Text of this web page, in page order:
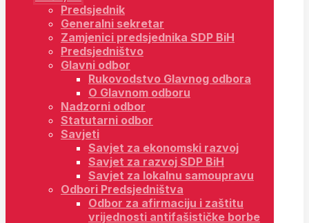
Predsjednik
Generalni sekretar
Zamjenici predsjednika SDP BiH
Predsjedništvo
Glavni odbor
Rukovodstvo Glavnog odbora
O Glavnom odboru
Nadzorni odbor
Statutarni odbor
Savjeti
Savjet za ekonomski razvoj
Savjet za razvoj SDP BiH
Savjet za lokalnu samoupravu
Odbori Predsjedništva
Odbor za afirmaciju i zaštitu
vrijednosti antifašističke borbe